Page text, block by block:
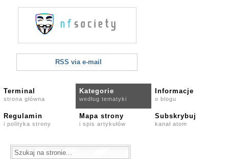
RSS via e-mail
Terminal
strona główna
Kategorie
według tematyki
Informacje
o blogu
Regulamin
i polityka strony
Mapa strony
i spis artykułów
Subskrybuj
kanał atom